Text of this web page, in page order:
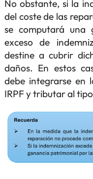
No obstante, si la
del coste de las
se computará una
exceso de
destine a cubrir
daños. En estos
debe integrarse en
IRPF y tributar al